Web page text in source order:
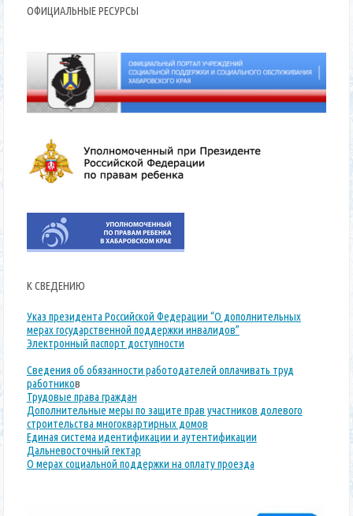
ОФИЦИАЛЬНЫЕ РЕСУРСЫ
К СВЕДЕНИЮ
Указ президента Российской Федерации “О дополнительных
мерах государственной поддержки инвалидов”
Электронный паспорт доступности
Сведения об обязанности работодателей оплачивать труд
работников
Трудовые права граждан
Дополнительные меры по защите прав участников долевого
строительства многоквартирных домов
Единая система идентификации и аутентификации
Дальневосточный гектар
О мерах социальной поддержки на оплату проезда